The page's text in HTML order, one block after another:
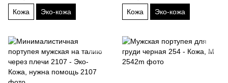
Кожа Эко-кожа Кожа Эко-кожа